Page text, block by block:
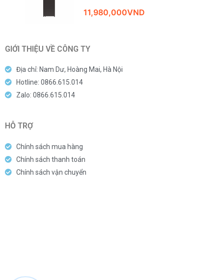
11,980,000VND
GIỚI THIỆU VỀ CÔNG TY
Địa chỉ: Nam Dư, Hoàng Mai, Hà Nội
Hotline: 0866.615.014
Zalo: 0866.615.014
HỖ TRỢ
Chính sách mua hàng
Chính sách thanh toán
Chính sách vận chuyển